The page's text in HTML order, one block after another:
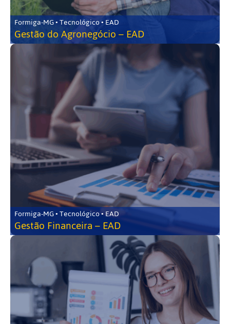
Formiga-MG • Tecnológico • EAD
Gestão do Agronegócio – EAD
Formiga-MG • Tecnológico • EAD
Gestão Financeira – EAD